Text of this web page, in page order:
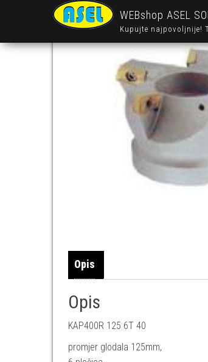
WEBshop ASEL
Kupujte najpovoljnije!
Opis
Opis
KAP400R 125 6T 40
promjer glodala 125mm,